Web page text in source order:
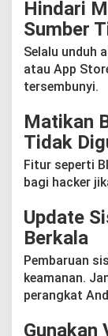
Hindari
Sumber
Selalu unduh
atau App
tersembunyi.
Matikan
Tidak
Fitur seperti
bagi hacker
Update
Berkala
Pembaruan
keamanan.
perangkat
Gunakan